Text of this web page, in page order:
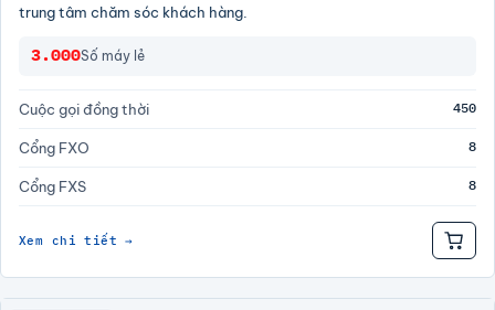
trung tâm chăm sóc khách hàng.
3.000Số máy lẻ
Cuộc gọi đồng thời 450
Cổng FXO 8
Cổng FXS 8
Xem chi tiết →